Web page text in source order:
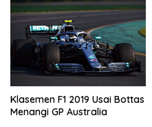
Klasemen F1 2019 Usai Bottas
Menangi GP Australia